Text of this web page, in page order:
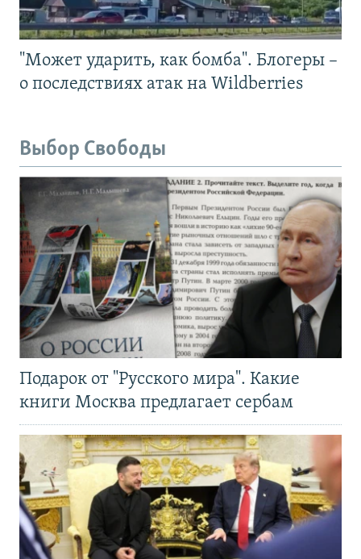
"Может ударить, как бомба". Блогеры –
о последствиях атак на Wildberries
Выбор Свободы
Подарок от "Русского мира". Какие
книги Москва предлагает сербам